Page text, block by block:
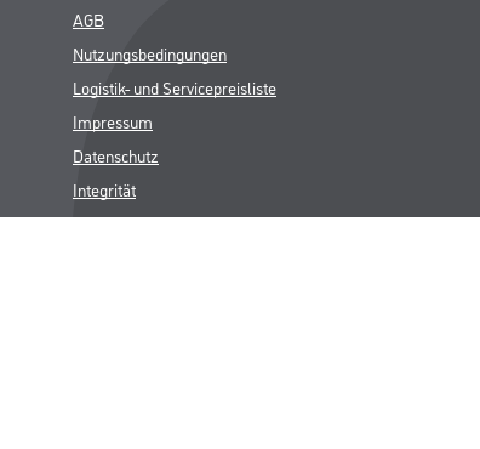
AGB
Nutzungsbedingungen
Logistik- und Servicepreisliste
Impressum
Datenschutz
Integrität
Kontakt